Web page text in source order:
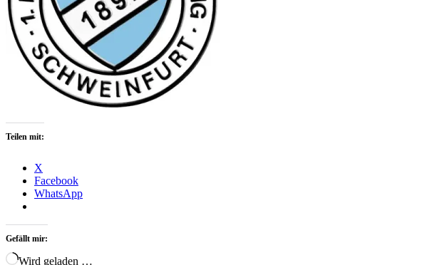
Teilen mit:
X
Facebook
WhatsApp
Gefällt mir:
Wird geladen …